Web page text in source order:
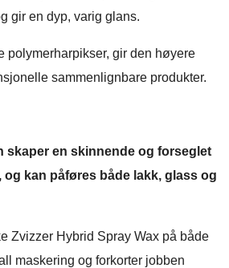
gir en dyp, varig glans.
polymerharpikser, gir den høyere
sammenlignbare produkter.
skaper en skinnende og forseglet
kan påføres både lakk, glass og
Zvizzer Hybrid Spray Wax på både
maskering og forkorter jobben